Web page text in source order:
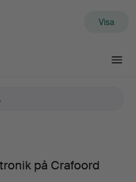
Visa
på Crafoord